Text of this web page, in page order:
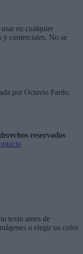
en cualquier
y comerciales. No se
por Octavio Pardo.
reservados
texto antes de
o elegir un color